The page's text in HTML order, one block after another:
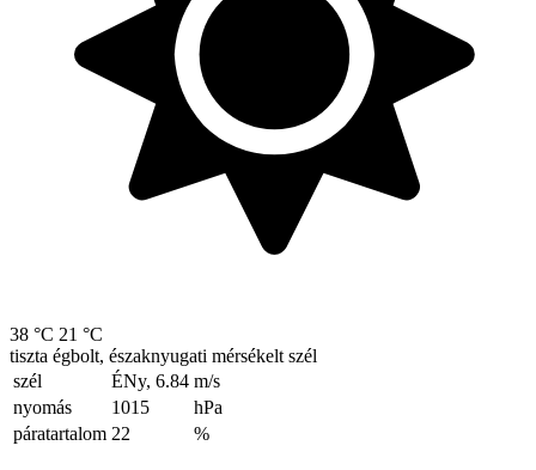
38 °C 21 °C
tiszta égbolt, északnyugati mérsékelt szél
szél
ÉNy, 6.84 m/s
nyomás
1015
hPa
páratartalom 22 %